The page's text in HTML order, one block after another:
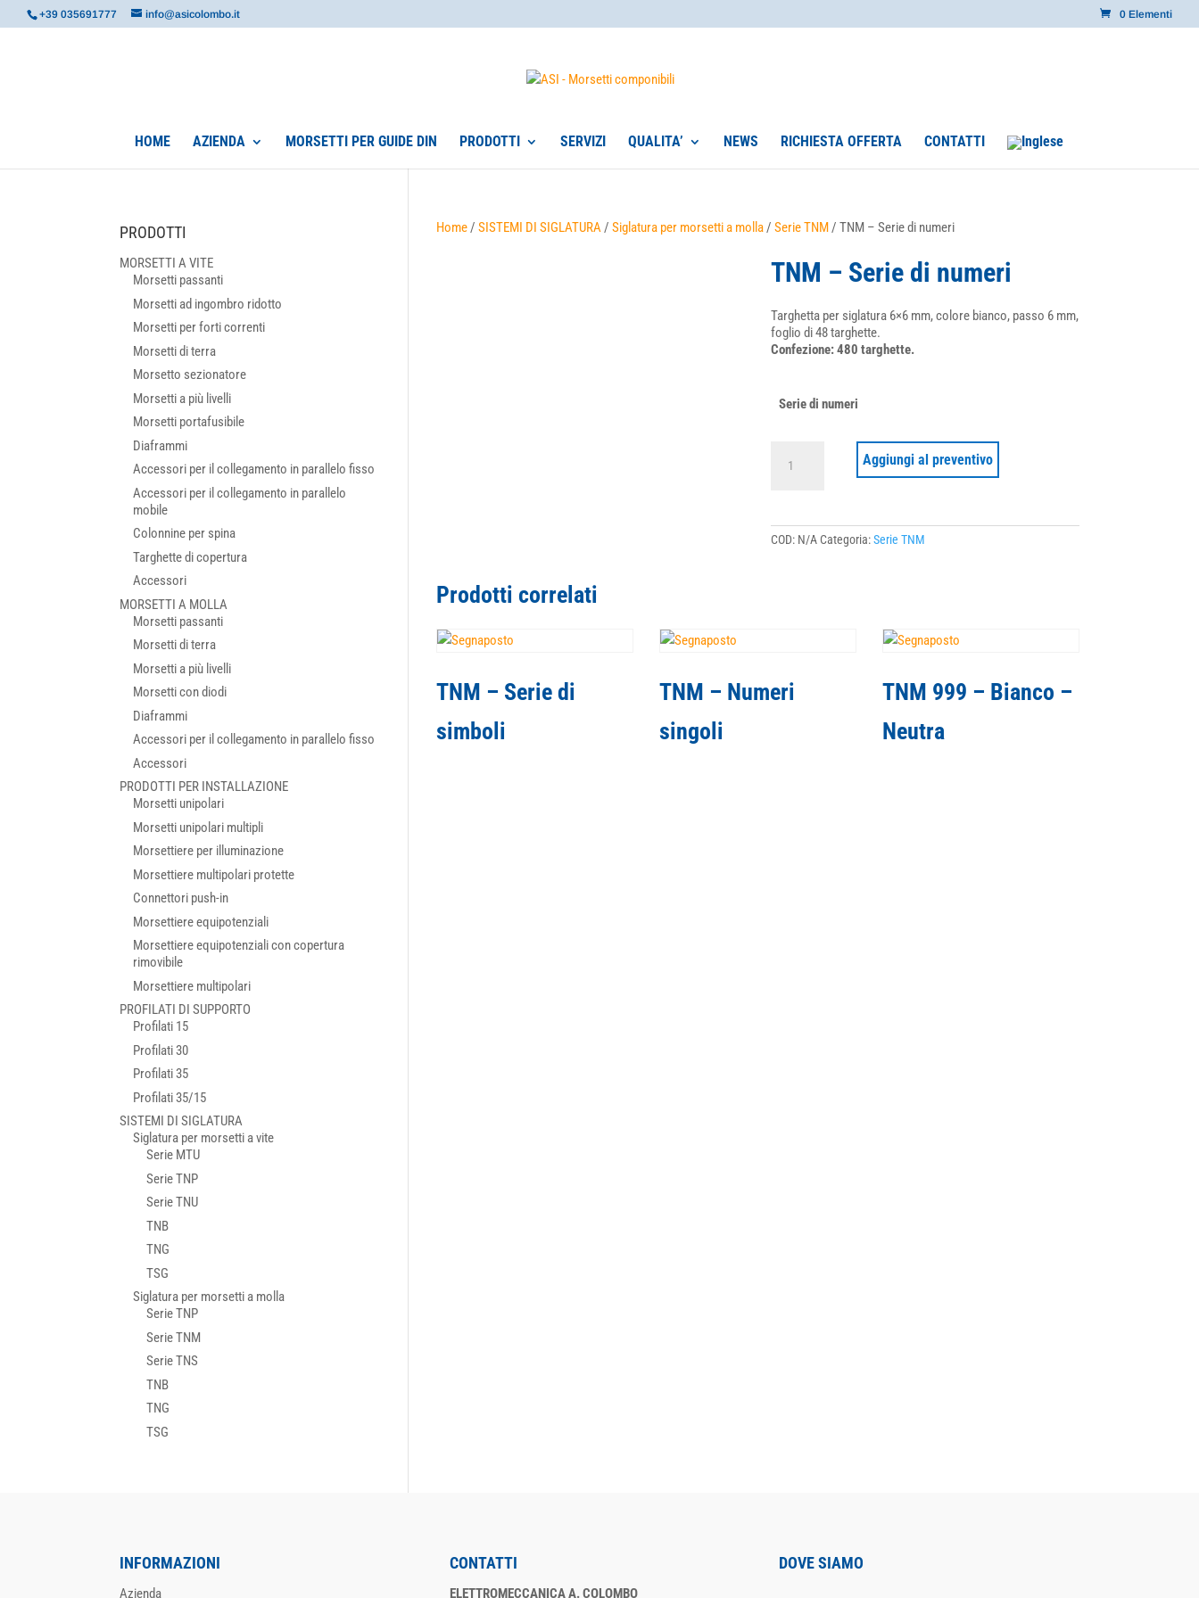
+39 035691777 info@asicolombo.it 0 Elementi
HOME AZIENDA MORSETTI PER GUIDE DIN PRODOTTI SERVIZI QUALITA’ NEWS RICHIESTA OFFERTA CONTATTI
Home/SISTEMI DI SIGLATURA/Siglatura per morsetti a molla/Serie TNM/ TNM – Serie di numeri
TNM – Serie di numeri
Targhetta per siglatura 6×6 mm, colore bianco, passo 6 mm,
foglio di 48 targhette.
Confezione: 480 targhette.
Serie di numeri
quantità
Aggiungi al preventivo
COD: N/A Categoria:Serie TNM
Prodotti correlati
TNM – Serie di
simboli
TNM – Numeri
singoli
TNM 999 – Bianco –
Neutra
PRODOTTI
MORSETTI A VITE
Morsetti passanti
Morsetti ad ingombro ridotto
Morsetti per forti correnti
Morsetti di terra
Morsetto sezionatore
Morsetti a più livelli
Morsetti portafusibile
Diaframmi
Accessori per il collegamento in parallelo fisso
Accessori per il collegamento in parallelo
mobile
Colonnine per spina
Targhette di copertura
Accessori
MORSETTI A MOLLA
Morsetti passanti
Morsetti di terra
Morsetti a più livelli
Morsetti con diodi
Diaframmi
Accessori per il collegamento in parallelo fisso
Accessori
PRODOTTI PER INSTALLAZIONE
Morsetti unipolari
Morsetti unipolari multipli
Morsettiere per illuminazione
Morsettiere multipolari protette
Connettori push-in
Morsettiere equipotenziali
Morsettiere equipotenziali con copertura
rimovibile
Morsettiere multipolari
PROFILATI DI SUPPORTO
Profilati 15
Profilati 30
Profilati 35
Profilati 35/15
SISTEMI DI SIGLATURA
Siglatura per morsetti a vite
Serie MTU
Serie TNP
Serie TNU
TNB
TNG
TSG
Siglatura per morsetti a molla
Serie TNP
Serie TNM
Serie TNS
TNB
TNG
TSG
INFORMAZIONI
Azienda
CONTATTI
ELETTROMECCANICA A. COLOMBO
DOVE SIAMO